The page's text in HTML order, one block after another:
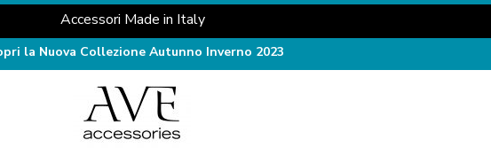
Accessori Made in Italy
la Nuova Collezione Autunno Inverno 2023